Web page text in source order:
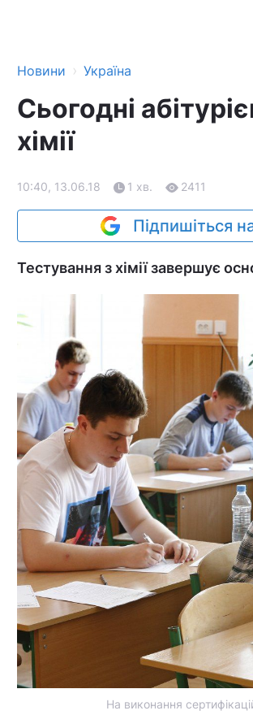
Новини › Україна
Сьогодні
хімії
10:40, 13.06.18 1 хв. 2411
Підпишіться
Тестування з хімії завершує
На виконання